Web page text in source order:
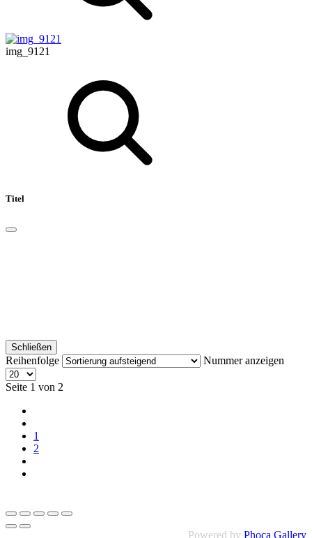
img_9121
Titel
Schließen
Reihenfolge Nummer anzeigen
Seite 1 von 2
1
2
Powered by Phoca Gallery